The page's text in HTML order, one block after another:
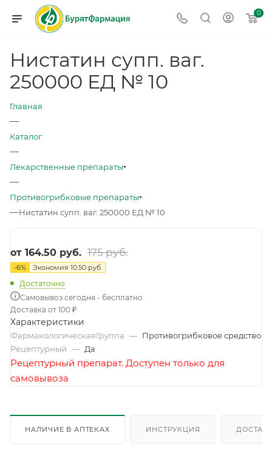
0
Нистатин супп. ваг.
250000 ЕД № 10
Главная
—
Каталог
—
Лекарственные препараты
—
Противогрибковые препараты
—Нистатин супп. ваг. 250000 ЕД № 10
от 164.50 руб. 175 руб.
-6% Экономия 10.50 руб.
Достаточно
Самовывоз сегодня - бесплатно
Доставка от 100 ₽
Характеристики
ФармакологическаяГруппа — Противогрибковое средство
Рецептурный — Да
Рецептурный препарат. Доступен только для
самовывоза
НАЛИЧИЕ В АПТЕКАХ ИНСТРУКЦИЯ